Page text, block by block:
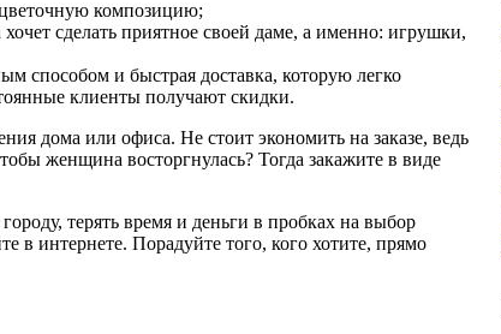
композицию;
сделать приятное своей даме, а именно: игрушки,
способом и быстрая доставка, которую легко
клиенты получают скидки.
дома или офиса. Не стоит экономить на заказе, ведь
женщина восторгнулась? Тогда закажите в виде
терять время и деньги в пробках на выбор
в интернете. Порадуйте того, кого хотите, прямо